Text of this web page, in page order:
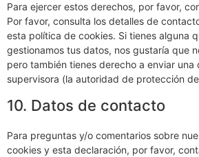
Para ejercer estos derechos, por favor,
Por favor, consulta los detalles de
esta política de cookies. Si tienes alguna
gestionamos tus datos, nos gustaría que
pero también tienes derecho a enviar una
supervisora (la autoridad de protección
10. Datos de contacto
Para preguntas y/o comentarios sobre
cookies y esta declaración, por favor,